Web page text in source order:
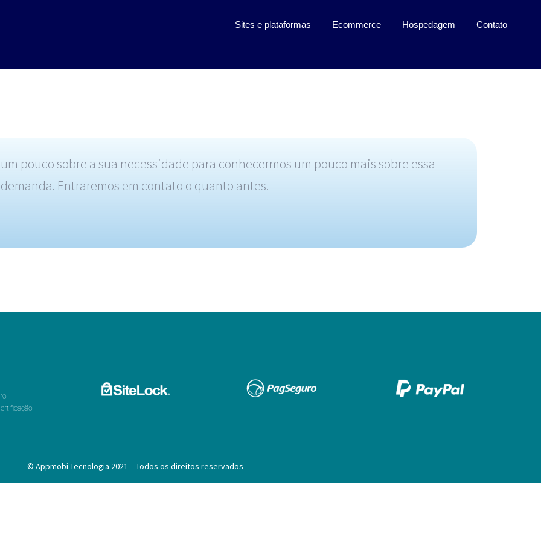
Sites e plataformas Ecommerce Hospedagem Contato
pouco sobre a sua necessidade para conhecermos um pouco mais sobre essa
demanda. Entraremos em contato o quanto antes.
© Appmobi Tecnologia 2021 – Todos os direitos reservados